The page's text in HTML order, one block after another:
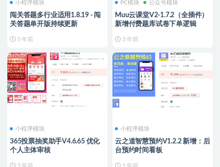
小程序模块
闯关答题多行业适用1.8.19 - 闯
关答题单开版持续更新
5 年前
PC模块 公众号模块
Muu云课堂V2-1.7.2（全插件）
新增付费题库试卷下单逻辑
5 年前
小程序模块
365投票抽奖助手V4.6.65 优化
个人主体审核
5 年前
小程序模块
云之道智慧预约V1.2.2 新增：后
台预约时间看板
5 年前